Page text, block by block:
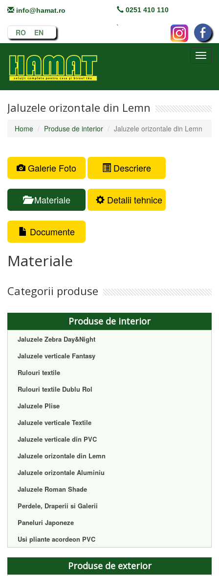
info@hamat.ro 0251 410 110
RO EN
`
Jaluzele orizontale din Lemn
Home Produse de interior Jaluzele orizontale din Lemn
Galerie Foto Descriere
Materiale Detalii tehnice
Documente
Materiale
Categorii produse
Produse de interior
Jaluzele Zebra Day&Night
Jaluzele verticale Fantasy
Rulouri textile
Rulouri textile Dublu Rol
Jaluzele Plise
Jaluzele verticale Textile
Jaluzele verticale din PVC
Jaluzele orizontale din Lemn
Jaluzele orizontale Aluminiu
Jaluzele Roman Shade
Perdele, Draperii si Galerii
Paneluri Japoneze
Usi pliante acordeon PVC
Produse de exterior